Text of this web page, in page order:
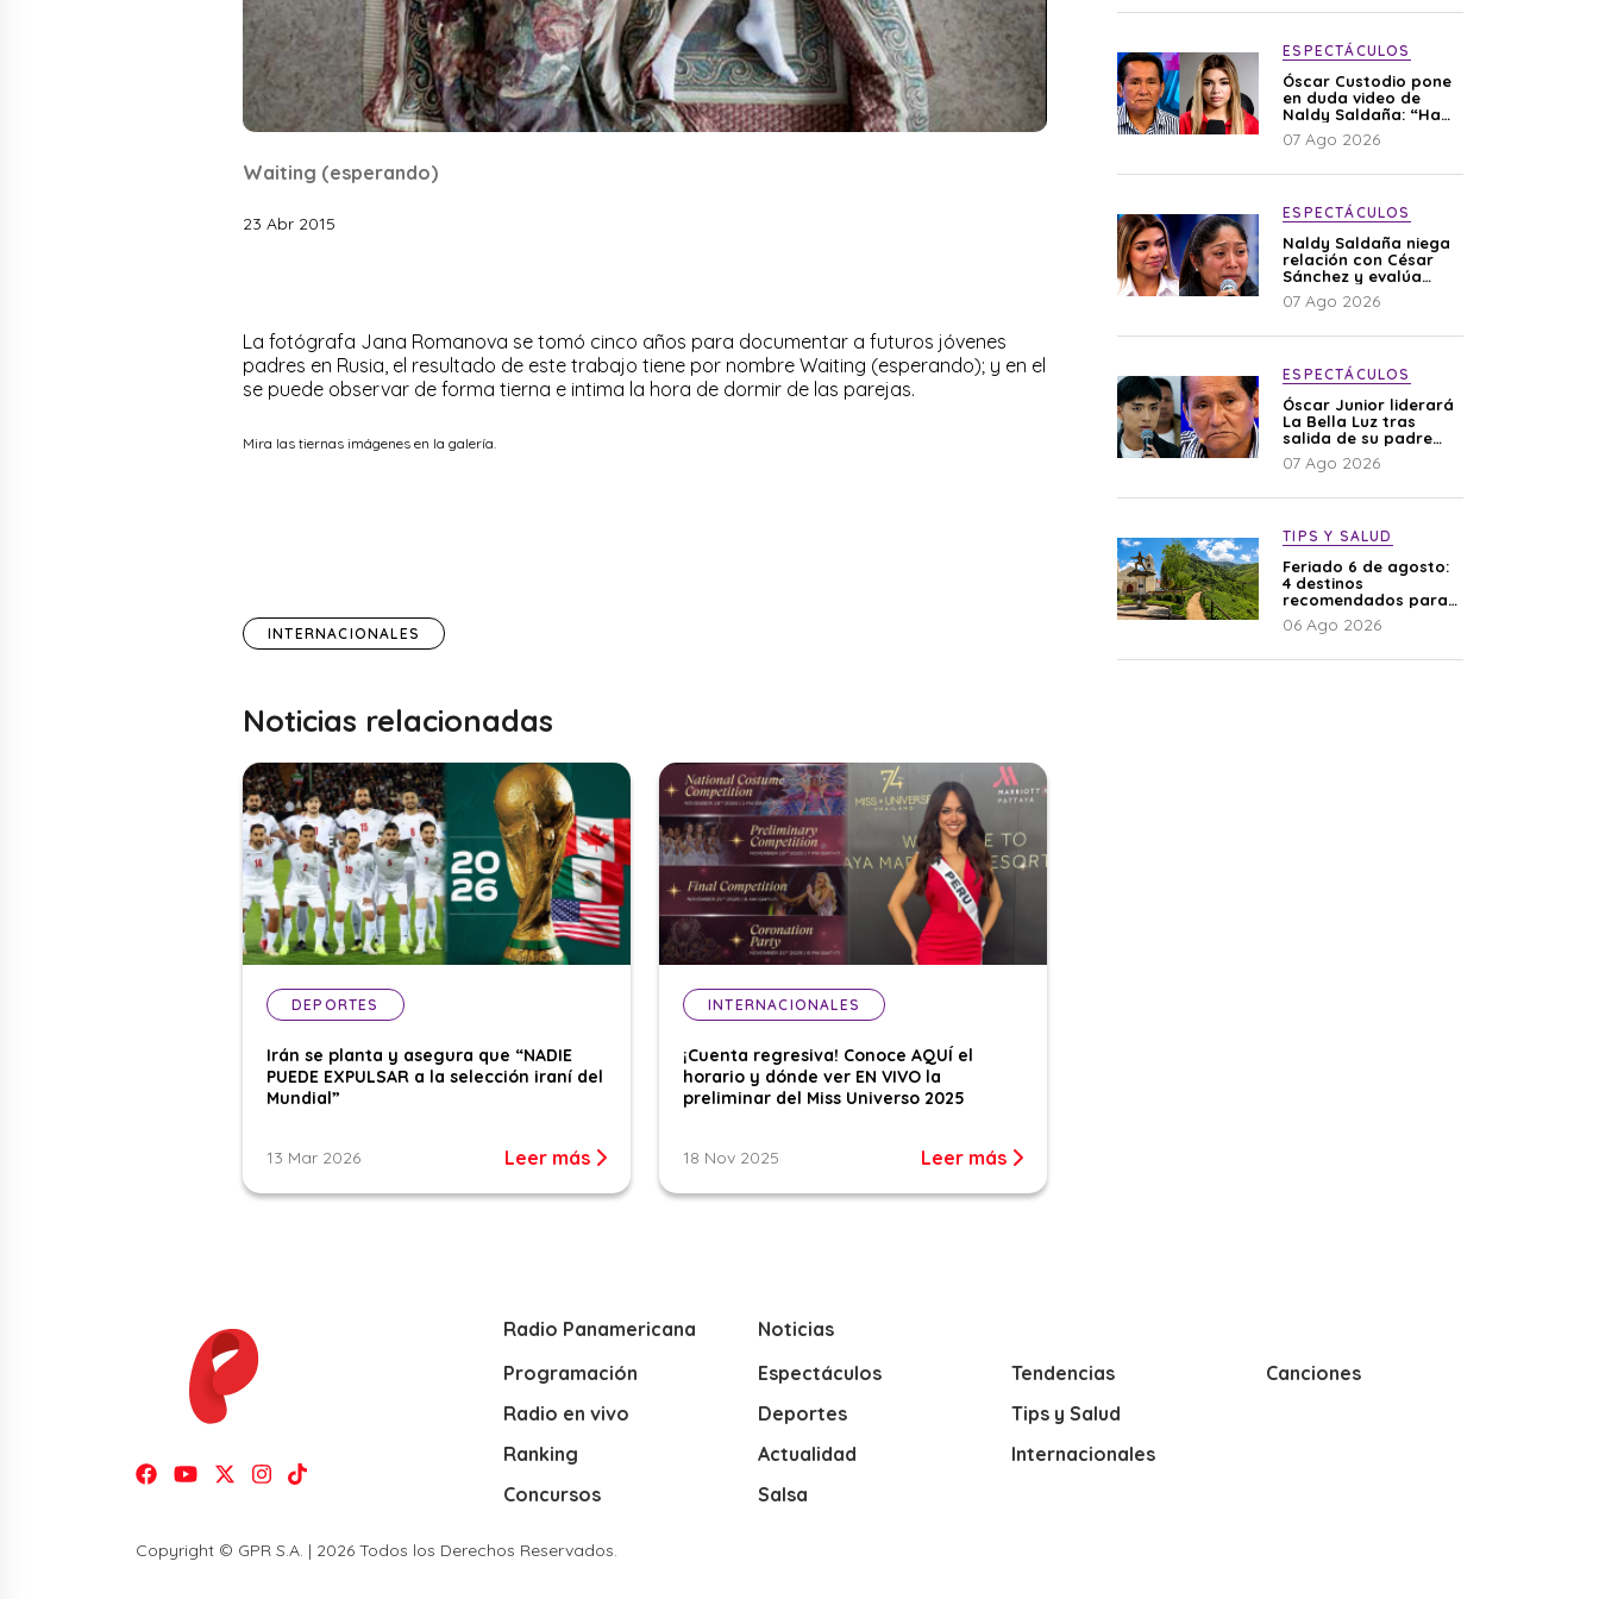
Waiting (esperando)
23 Abr 2015
La fotógrafa Jana Romanova se tomó cinco años para documentar a futuros jóvenes
padres en Rusia, el resultado de este trabajo tiene por nombre Waiting (esperando); y en el
se puede observar de forma tierna e intima la hora de dormir de las parejas.
Mira las tiernas imágenes en la galería.
INTERNACIONALES
Noticias relacionadas
DEPORTES
Irán se planta y asegura que “NADIE
PUEDE EXPULSAR a la selección iraní del
Mundial”
13 Mar 2026 Leer más
INTERNACIONALES
¡Cuenta regresiva! Conoce AQUÍ el
horario y dónde ver EN VIVO la
preliminar del Miss Universo 2025
18 Nov 2025 Leer más
ESPECTÁCULOS
Óscar Custodio pone
en duda video de
Naldy Saldaña: “Hay
cosas que de repente
se han editado”
07 Ago 2026
ESPECTÁCULOS
Naldy Saldaña niega
relación con César
Sánchez y evalúa
denunciar a su
esposa: “Es una
07 Ago 2026
ESPECTÁCULOS
Óscar Junior liderará
La Bella Luz tras
salida de su padre
por polémica con
Naldy Saldaña
07 Ago 2026
TIPS Y SALUD
Feriado 6 de agosto:
4 destinos
recomendados para
disfrutar el descanso
06 Ago 2026
Radio Panamericana
Programación
Radio en vivo
Ranking
Concursos
Noticias
Espectáculos
Deportes
Actualidad
Salsa
Tendencias
Tips y Salud
Internacionales
Canciones
Copyright © GPR S.A. | 2026 Todos los Derechos Reservados.